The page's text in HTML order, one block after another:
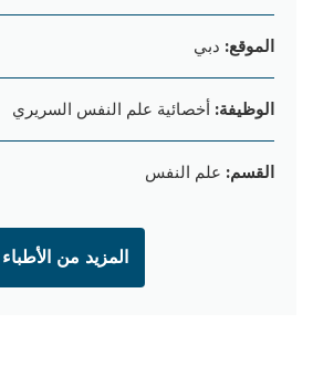
الموقع: دبي
الوظيفة: أخصائية علم النفس السريري
القسم: علم النفس
المزيد من الأطباء